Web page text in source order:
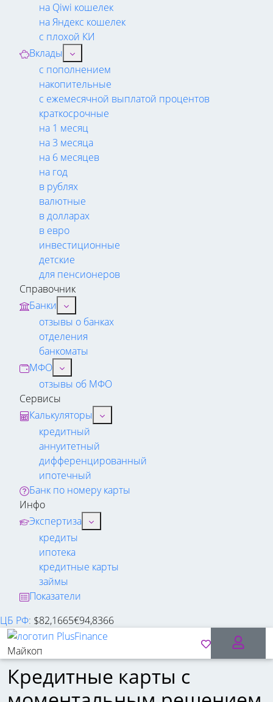
на Qiwi кошелек
на Яндекс кошелек
с плохой КИ
Вклады
с пополнением
накопительные
с ежемесячной выплатой процентов
краткосрочные
на 1 месяц
на 3 месяца
на 6 месяцев
на год
в рублях
валютные
в долларах
в евро
инвестиционные
детские
для пенсионеров
Справочник
Банки
отзывы о банках
отделения
банкоматы
МФО
отзывы об МФО
Сервисы
Калькуляторы
кредитный
аннуитетный
дифференцированный
ипотечный
Банк по номеру карты
Инфо
Экспертиза
кредиты
ипотека
кредитные карты
займы
Показатели
ЦБ РФ: $82,1665€94,8366
Майкоп
Кредитные карты с